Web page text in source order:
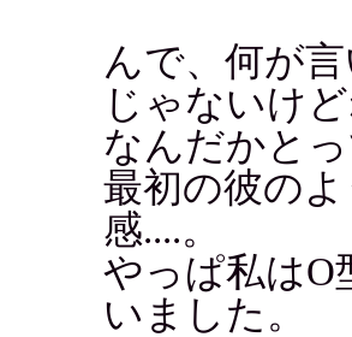
んで、何が
じゃないけ
なんだかと
最初の彼の
感....。
やっぱ私はO
いました。